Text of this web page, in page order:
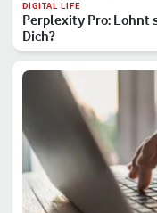
DIGITAL LIFE
Perplexity Pro: Lohnt
Dich?